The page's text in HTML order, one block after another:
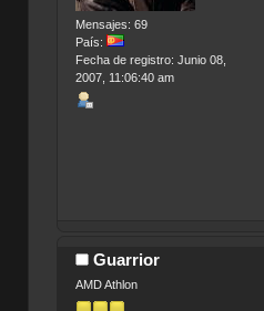
Mensajes: 69
País:
Fecha de registro: Junio 08,
2007, 11:06:40 am
Guarrior
AMD Athlon